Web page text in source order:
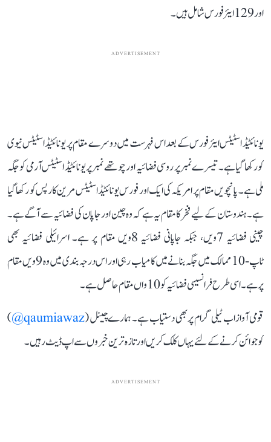
اور 129 ایئر فورس شامل ہیں۔
ADVERTISEMENT
یونائٹیڈ اسٹیٹس ایئر فورس کے بعد اس فہرست میں دوسرے مقام پر یونائٹیڈ اسٹیٹس نیوی
کو رکھا گیا ہے۔ تیسرے نمبر پر روسی فضائیہ اور چوتھے نمبر پر یونائٹیڈ اسٹیٹس آرمی کو جگہ
ملی ہے۔ پانچویں مقام پر امریکہ کی ایک اور فورس یونائٹیڈ اسٹیٹس مرین کارپس کو رکھا گیا
ہے۔ ہندوستان کے لیے فخر کا مقام یہ ہے کہ وہ چین اور جاپان کی فضائیہ سے آگے ہے۔
چینی فضائیہ 7ویں، جبکہ جاپانی فضائیہ 8ویں مقام پر ہے۔ اسرائیلی فضائیہ بھی
ٹاپ-10 ممالک میں جگہ بنانے میں کامیاب رہی اور اس درجہ بندی میں وہ 9ویں مقام
پر ہے۔ اسی طرح فرانسیسی فضائیہ کو 10واں مقام حاصل ہے۔
قومی آواز اب ٹیلی گرام پر بھی دستیاب ہے۔ ہمارے چینل (qaumiawaz@
)
کو جوائن کرنے کے لئے یہاں کلک کریں اور تازہ ترین خبروں سے اپ ڈیٹ رہیں۔
ADVERTISEMENT